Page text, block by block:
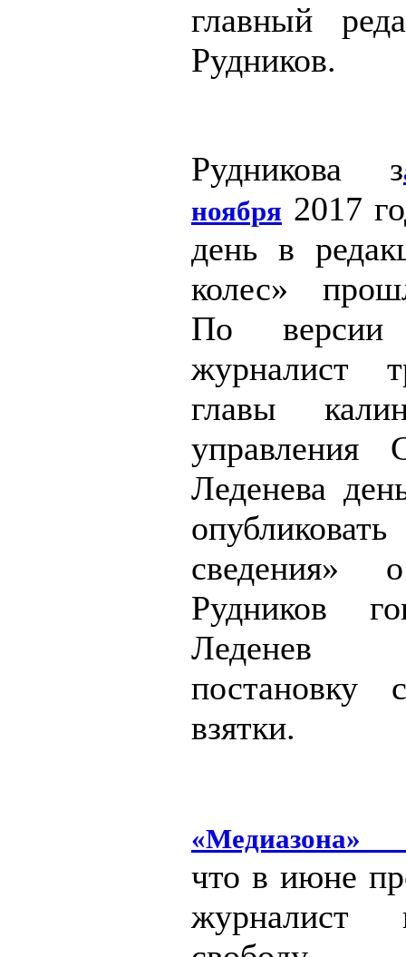
главный
Рудников.
Рудникова з
ноября 2017
день в
колес»
По версии
журналист
главы
управления
Леденева
сведения»
Рудников
Леденев
постановку
взятки.
«Медиазона»
что в июне